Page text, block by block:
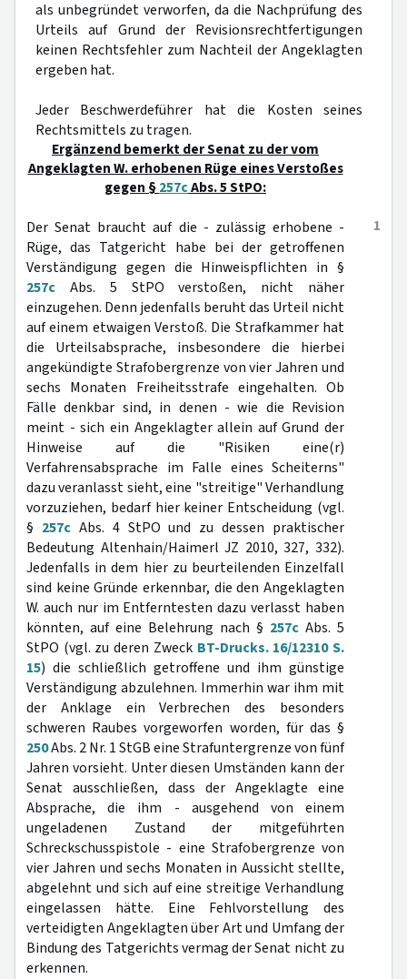
als unbegründet verworfen, da die Nachprüfung des
Urteils auf Grund der Revisionsrechtfertigungen
keinen Rechtsfehler zum Nachteil der Angeklagten
ergeben hat.
Jeder Beschwerdeführer hat die Kosten seines
Rechtsmittels zu tragen.
Ergänzend bemerkt der Senat zu der vom
Angeklagten W. erhobenen Rüge eines Verstoßes
gegen §257cAbs. 5 StPO:
1
Der Senat braucht auf die - zulässig erhobene -
Rüge, das Tatgericht habe bei der getroffenen
Verständigung gegen die Hinweispflichten in §
257c Abs. 5 StPO verstoßen, nicht näher
einzugehen. Denn jedenfalls beruht das Urteil nicht
auf einem etwaigen Verstoß. Die Strafkammer hat
die Urteilsabsprache, insbesondere die hierbei
angekündigte Strafobergrenze von vier Jahren und
sechs Monaten Freiheitsstrafe eingehalten. Ob
Fälle denkbar sind, in denen - wie die Revision
meint - sich ein Angeklagter allein auf Grund der
Hinweise auf die "Risiken eine(r)
Verfahrensabsprache im Falle eines Scheiterns"
dazu veranlasst sieht, eine "streitige" Verhandlung
vorzuziehen, bedarf hier keiner Entscheidung (vgl.
§ 257cAbs. 4 StPO und zu dessen praktischer
Bedeutung Altenhain/Haimerl JZ 2010, 327, 332).
Jedenfalls in dem hier zu beurteilenden Einzelfall
sind keine Gründe erkennbar, die den Angeklagten
W. auch nur im Entferntesten dazu verlasst haben
könnten, auf eine Belehrung nach § 257c Abs. 5
StPO (vgl. zu deren Zweck BT-Drucks. 16/12310 S.
15) die schließlich getroffene und ihm günstige
Verständigung abzulehnen. Immerhin war ihm mit
der Anklage ein Verbrechen des besonders
schweren Raubes vorgeworfen worden, für das §
250Abs. 2 Nr. 1 StGB eine Strafuntergrenze von fünf
Jahren vorsieht. Unter diesen Umständen kann der
Senat ausschließen, dass der Angeklagte eine
Absprache, die ihm - ausgehend von einem
ungeladenen Zustand der mitgeführten
Schreckschusspistole - eine Strafobergrenze von
vier Jahren und sechs Monaten in Aussicht stellte,
abgelehnt und sich auf eine streitige Verhandlung
eingelassen hätte. Eine Fehlvorstellung des
verteidigten Angeklagten über Art und Umfang der
Bindung des Tatgerichts vermag der Senat nicht zu
erkennen.